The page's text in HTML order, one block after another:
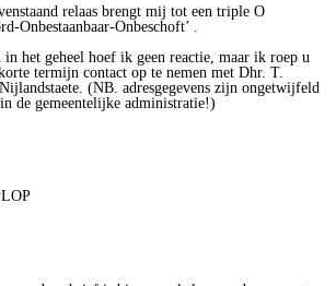
relaas brengt mij tot een triple O
Onbestaanbaar-Onbeschoft’ .
het geheel hoef ik geen reactie, maar ik roep u
termijn contact op te nemen met Dhr. T.
(NB. adresgegevens zijn ongetwijfeld
de gemeentelijke administratie!)